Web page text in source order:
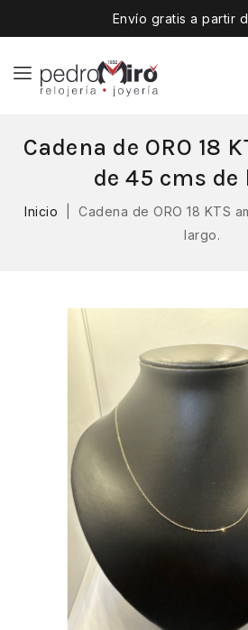
Envío gratis a partir
Cadena de ORO 18
de 45 cms de
Inicio
Cadena de ORO 18 KTS
largo.